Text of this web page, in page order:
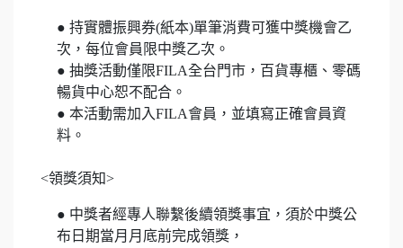
● 持實體振興券(紙本)單筆消費可獲中獎機會乙
次，每位會員限中獎乙次。
● 抽獎活動僅限FILA全台門市，百貨專櫃、零碼
暢貨中心恕不配合。
● 本活動需加入FILA會員，並填寫正確會員資
料。
<領獎須知>
● 中獎者經專人聯繫後續領獎事宜，須於中獎公
布日期當月月底前完成領獎，